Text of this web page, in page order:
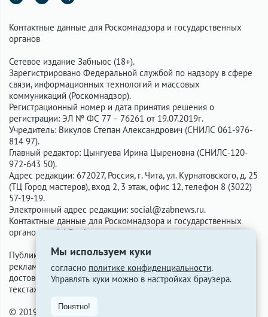
Мы используем куки
согласно политике конфиденциальности.
Управлять куки можно в настройках браузера.
Понятно!
Контактные данные для Роскомнадзора и государственных
органов
Сетевое издание Забньюс (18+).
Зарегистрировано Федеральной службой по надзору в сфере
связи, информационных технологий и массовых
коммуникаций (Роскомнадзор).
Регистрационный номер и дата принятия решения о
регистрации: ЭЛ № ФС 77 – 76261 от 19.07.2019г.
Учредитель: Викулов Степан Александрович (СНИЛС 061-976-
814 97).
Главный редактор: Цынгуева Ирина Цыреновна (СНИЛС-120-
972-643 50).
Адрес редакции: 672027, Россия, г. Чита, ул. Курнатовского, д. 25
(ТЦ Город мастеров), вход 2, 3 этаж, офис 12, телефон 8 (3022)
57-19-19.
Электронный адрес редакции: social@zabnews.ru.
Контактные данные для Роскомнадзора и государственных
органов:
social@zabnews.ru.
Публикации с пометками «Реклама», «Выборы» оплачены
рекламодателем. Редакция сайта не несёт ответственности за
достоверность информации, содержащейся в рекламных
текстах.
© 2019-2026 ZabNews